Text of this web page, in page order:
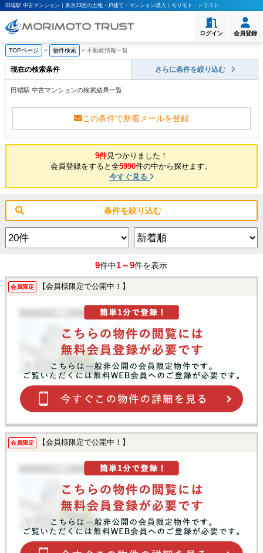
田端駅 中古マンション｜東京23区の土地・戸建て・マンション購入｜モリモト・トラスト
ログイン 会員登録
TOPページ > 物件検索 > 不動産情報一覧
現在の検索条件 さらに条件を絞り込む
田端駅 中古マンションの検索結果一覧
この条件で新着メールを登録
9件見つかりました！
会員登録をすると全5990件の中から探せます。
今すぐ見る
条件を絞り込む
9件中1～9件を表示
会員限定 【会員様限定で公開中！】
会員限定 【会員様限定で公開中！】